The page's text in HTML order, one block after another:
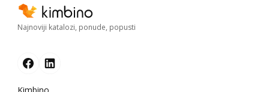
Najnoviji katalozi, ponude, popusti